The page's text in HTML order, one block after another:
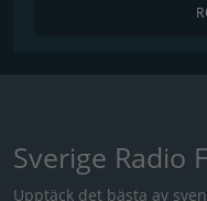
Sverige Radio
Upptäck det bästa av